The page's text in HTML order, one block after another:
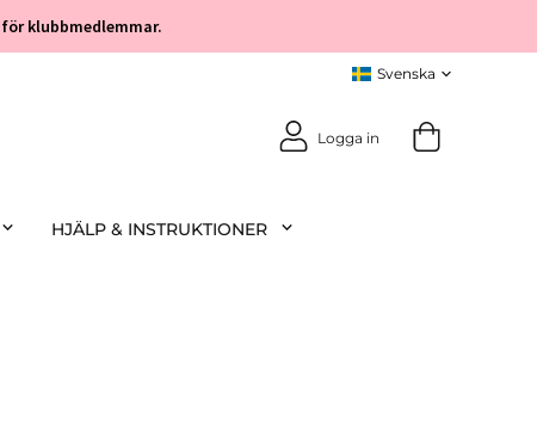
klubbmedlemmar.
Logga in
HJÄLP & INSTRUKTIONER